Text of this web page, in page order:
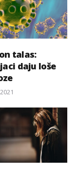
talas:
daju loše